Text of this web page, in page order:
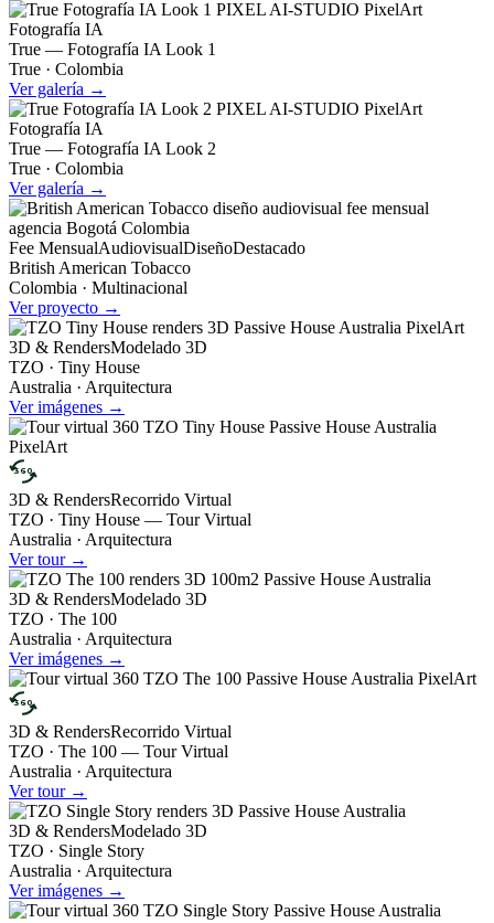
Fotografía IA
True — Fotografía IA Look 1
True · Colombia
Ver galería →
Fotografía IA
True — Fotografía IA Look 2
True · Colombia
Ver galería →
Fee MensualAudiovisualDiseñoDestacado
British American Tobacco
Colombia · Multinacional
Ver proyecto →
3D & RendersModelado 3D
TZO · Tiny House
Australia · Arquitectura
Ver imágenes →
360
3D & RendersRecorrido Virtual
TZO · Tiny House — Tour Virtual
Australia · Arquitectura
Ver tour →
3D & RendersModelado 3D
TZO · The 100
Australia · Arquitectura
Ver imágenes →
360
3D & RendersRecorrido Virtual
TZO · The 100 — Tour Virtual
Australia · Arquitectura
Ver tour →
3D & RendersModelado 3D
TZO · Single Story
Australia · Arquitectura
Ver imágenes →